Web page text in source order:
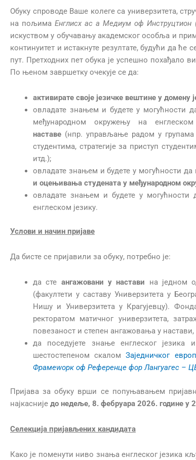
Обуку спроводе Ваше колеге са универзитета,
на пољимаЕнглисх ас а Медиум оф
искуством у обучавању академског особља и
континуитет и истакнуте резултате, будући да
пут. Претходних пет обука је успешно похађало
По њеном завршетку очекује се да:
активирате своје језичке вештине у домену
овладате знањем и будете у могућности
међународном окружењу на енглеском
наставе (нпр. управљање радом у
студентима, стратегије за приступ
итд.);
овладате знањем и будете у могућности да
и оцењивања студената у међународном
овладате знањем и будете у могућности
енглеском језику.
Услови и начин пријаве
Да бисте се пријавили за обуку, потребно је:
да сте ангажовани у настави на једном
(факултети у саставу Универзитета у
Нишу и Универзитета у Крагујевцу).
ректоратом матичног универзитета,
повезаност и степен ангажовања у настави,
да поседујете знање енглеског
шестостепеном скаломЗаједничког
Фрамеwорк оф Референце фор Лангуагес –
Пријава за обуку врши се попуњавањем
најкасније до недеље, 8. фебруара 2026. године у
Селекција пријављених кандидата
Како је поменути ниво знања енглеског језика